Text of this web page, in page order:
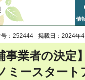
情
：252444 掲載日：2024年4
事業者の決定
ミースタート